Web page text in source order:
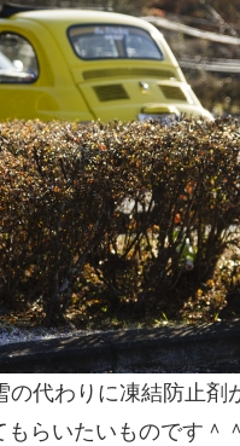
代わりに凍結防止剤
らいたいものです＾